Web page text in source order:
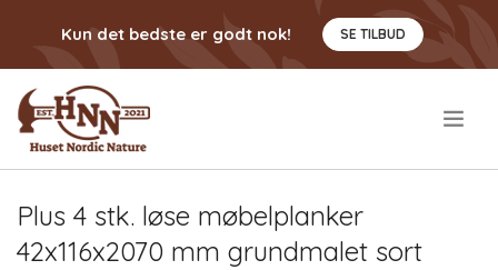
Kun det bedste er godt nok! SE TILBUD
Plus 4 stk. løse møbelplanker
42x116x2070 mm grundmalet sort